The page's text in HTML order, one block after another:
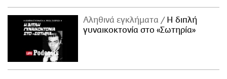
Αληθινά εγκλήματα
Η διπλή
γυναικοκτονία στο «Σωτηρία»